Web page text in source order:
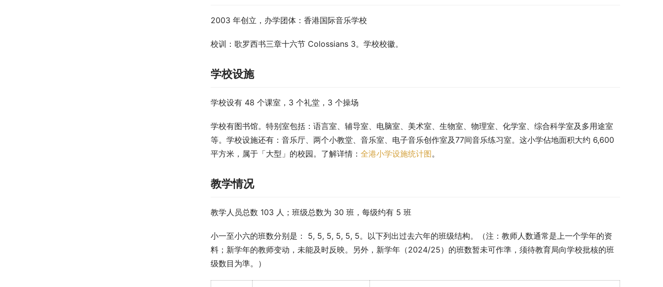
2003 年创立，办学团体：香港国际音乐学校
校训：歌罗西书三章十六节 Colossians 3。学校校徽。
学校设施
学校设有 48 个课室，3 个礼堂，3 个操场
学校有图书馆。特别室包括：语言室、辅导室、电脑室、美术室、生物室、物理室、化学室、综合科学室及多用途室
等。学校设施还有：音乐厅、两个小教堂、音乐室、电子音乐创作室及77间音乐练习室。这小学佔地面积大约 6,600
平方米，属于「大型」的校园。了解详情： 全港小学设施统计图。
教学情况
教学人员总数 103 人；班级总数为 30 班，每级约有 5 班
小一至小六的班数分别是： 5, 5, 5, 5, 5, 5。以下列出过去六年的班级结构。（注：教师人数通常是上一个学年的资
料；新学年的教师变动，未能及时反映。另外，新学年（2024/25）的班数暂未可作準，须待教育局向学校批核的班
级数目为準。）